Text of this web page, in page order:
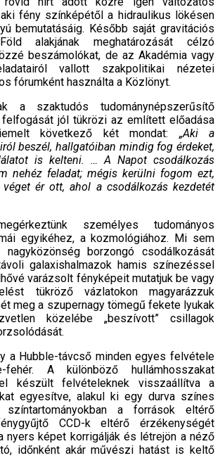
fény színképétől a hidraulikus lökésen
bemutatásáig. Később saját gravitációs
alakjának meghatározását célzó
beszámolókat, de az Akadémia vagy
vallott szakpolitikai nézetei
fórumként használta a Közlönyt.
a szaktudós tudománynépszerűsítő
jól tükrözi az említett előadása
következő két mondat: „Aki a
beszél, hallgatóiban mindig fog érdeket,
is kelteni. … A Napot csodálkozás
nehéz feladat; mégis kerülni fogom ezt,
ér ott, ahol a csodálkozás kezdetét
személyes tudományos
egyikéhez, a kozmológiához. Mi sem
borzongó csodálkozását
galaxishalmazok hamis színezéssel
varázsolt fényképeit mutatjuk be vagy
tükröző vázlatokon magyarázzuk
meg a szupernagy tömegű fekete lyukak
közelébe „beszívott” csillagok
a Hubble-távcső minden egyes felvétele
fehér. A különböző hullámhosszakat
készült felvételeknek visszaállítva a
egyesítve, alakul ki egy durva színes
a források eltérő
CCD-k eltérő érzékenységét
nyers képet korrigálják és létrejön a néző
időnként akár művészi hatást is keltő